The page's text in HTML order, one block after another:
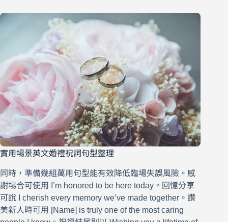
實用場景英文婚禮祝詞句型整理
同時，準備幾組萬用句型能有效降低臨場失誤風險。感
謝場合可使用 I’m honored to be here today。回憶分享
可說 I cherish every memory we’ve made together。讚
美新人時可用 [Name] is truly one of the most caring